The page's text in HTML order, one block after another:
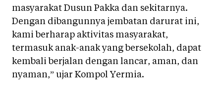
masyarakat Dusun Pakka dan sekitarnya.
Dengan dibangunnya jembatan darurat ini,
kami berharap aktivitas masyarakat,
termasuk anak-anak yang bersekolah, dapat
kembali berjalan dengan lancar, aman, dan
nyaman,” ujar Kompol Yermia.